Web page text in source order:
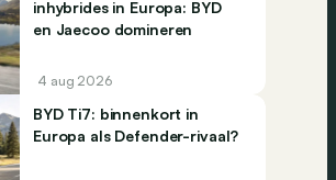
inhybrides in Europa: BYD
en Jaecoo domineren
4 aug 2026
BYD Ti7: binnenkort in
Europa als Defender-rivaal?